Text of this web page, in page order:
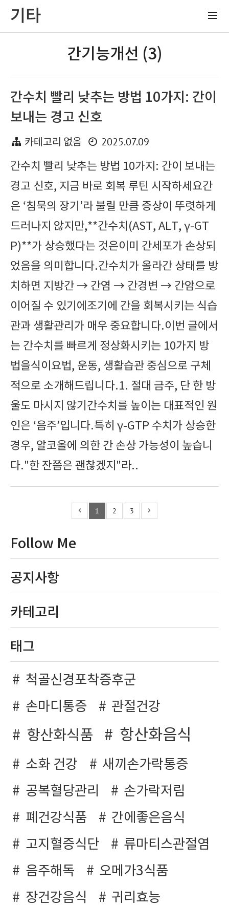
기타
간기능개선 (3)
간수치 빨리 낮추는 방법 10가지: 간이
보내는 경고 신호
카테고리 없음
2025.07.09
간수치 빨리 낮추는 방법 10가지: 간이 보내는
경고 신호, 지금 바로 회복 루틴 시작하세요간
은 ‘침묵의 장기’라 불릴 만큼 증상이 뚜렷하게
드러나지 않지만,**간수치(AST, ALT, γ-GT
P)**가 상승했다는 것은이미 간세포가 손상되
었음을 의미합니다.간수치가 올라간 상태를 방
치하면 지방간 → 간염 → 간경변 → 간암으로
이어질 수 있기에조기에 간을 회복시키는 식습
관과 생활관리가 매우 중요합니다.이번 글에서
는 간수치를 빠르게 정상화시키는 10가지 방
법을식이요법, 운동, 생활습관 중심으로 구체
적으로 소개해드립니다.1. 절대 금주, 단 한 방
울도 마시지 않기간수치를 높이는 대표적인 원
인은 ‘음주’입니다.특히 γ-GTP 수치가 상승한
경우, 알코올에 의한 간 손상 가능성이 높습니
다."한 잔쯤은 괜찮겠지"라..
1 2 3
Follow Me
공지사항
카테고리
태그
척골신경포착증후군
손마디통증
관절건강
항산화식품 항산화음식
소화 건강
새끼손가락통증
공복혈당관리
손가락저림
폐건강식품
간에좋은음식
고지혈증식단
류마티스관절염
음주해독
오메가3식품
장건강음식
귀리효능